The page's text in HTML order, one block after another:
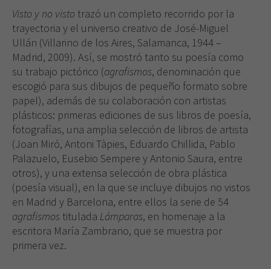
Visto y no visto trazó un completo recorrido por la
trayectoria y el universo creativo de José-Miguel
Ullán (Villarino de los Aires, Salamanca, 1944 –
Madrid, 2009). Así, se mostró tanto su poesía como
su trabajo pictórico (agrafismos, denominación que
escogió para sus dibujos de pequeño formato sobre
papel), además de su colaboración con artistas
plásticos: primeras ediciones de sus libros de poesía,
fotografías, una amplia selección de libros de artista
(Joan Miró, Antoni Tàpies, Eduardo Chillida, Pablo
Palazuelo, Eusebio Sempere y Antonio Saura, entre
otros), y una extensa selección de obra plástica
(poesía visual), en la que se incluye dibujos no vistos
en Madrid y Barcelona, entre ellos la serie de 54
agrafismos titulada Lámparas, en homenaje a la
escritora María Zambrano, que se muestra por
primera vez.